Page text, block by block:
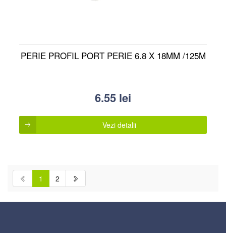
PERIE PROFIL PORT PERIE 6.8 X 18MM /125M
6.55 lei
Vezi detalii
1 2